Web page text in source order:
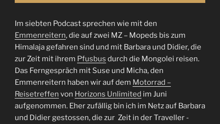
Im siebten Podcast sprechen wie mit den
Emmenreitern, die auf zwei MZ – Mopeds bis zum
Himalaja gefahren sind und mit Barbara und Didier, die
zur Zeit mit ihrem Pfusbus durch die Mongolei reisen.
Das Ferngespräch mit Suse und Micha, den
Emmenreitern haben wir auf dem Motorrad –
Reisetreffen von Horizons Unlimited im Juni
aufgenommen. Eher zufällig bin ich im Netz auf Barbara
und Didier gestossen, die zur Zeit in der Traveller -